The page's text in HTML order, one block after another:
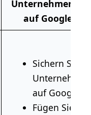
auf Google
Sichern Sie
auf Google
Fügen Sie